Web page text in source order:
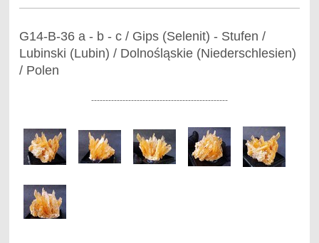
G14-B-36 a - b - c / Gips (Selenit) - Stufen /
Lubinski (Lubin) / Dolnośląskie (Niederschlesien)
/ Polen
------------------------------------------------